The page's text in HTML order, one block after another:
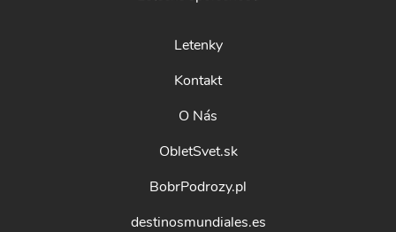
Letenky
Kontakt
O Nás
ObletSvet.sk
BobrPodrozy.pl
destinosmundiales.es